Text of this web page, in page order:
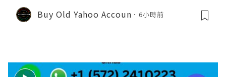
Buy Old Yahoo Accoun 6小時前